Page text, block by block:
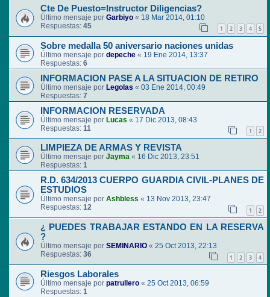
Cte De Puesto=Instructor Diligencias?
Último mensaje por Garbiyo « 18 Mar 2014, 01:10
Respuestas: 45 1 2 3 4 5
Sobre medalla 50 aniversario naciones unidas
Último mensaje por depeche « 19 Ene 2014, 13:37
Respuestas: 6
INFORMACION PASE A LA SITUACION DE RETIRO
Último mensaje por Legolas « 03 Ene 2014, 00:49
Respuestas: 7
INFORMACION RESERVADA
Último mensaje por Lucas « 17 Dic 2013, 08:43
Respuestas: 11 1 2
LIMPIEZA DE ARMAS Y REVISTA
Último mensaje por Jayma « 16 Dic 2013, 23:51
Respuestas: 1
R.D. 634/2013 CUERPO GUARDIA CIVIL-PLANES DE
ESTUDIOS
Último mensaje por Ashbless « 13 Nov 2013, 23:47
Respuestas: 12 1 2
¿ PUEDES TRABAJAR ESTANDO EN LA RESERVA
?
Último mensaje por SEMINARIO « 25 Oct 2013, 22:13
Respuestas: 36 1 2 3 4
Riesgos Laborales
Último mensaje por patrullero « 25 Oct 2013, 06:59
Respuestas: 1